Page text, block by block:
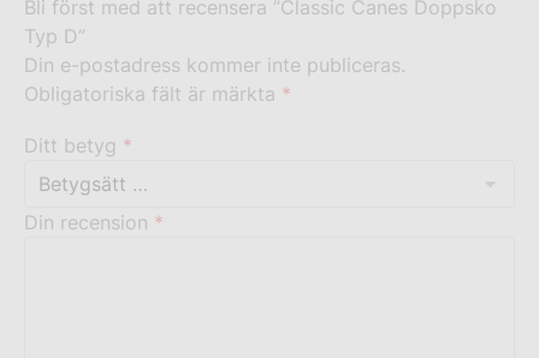
Bli först med att recensera ”Classic Canes Doppsko
Typ D”
Din e-postadress kommer inte publiceras.
Obligatoriska fält är märkta *
Ditt betyg *
Din recension *